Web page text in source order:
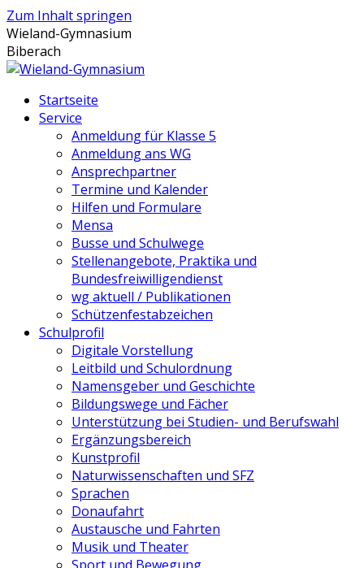
Zum Inhalt springen
Wieland-Gymnasium
Biberach
Startseite
Service
Anmeldung für Klasse 5
Anmeldung ans WG
Ansprechpartner
Termine und Kalender
Hilfen und Formulare
Mensa
Busse und Schulwege
Stellenangebote, Praktika und
Bundesfreiwilligendienst
wg aktuell / Publikationen
Schützenfestabzeichen
Schulprofil
Digitale Vorstellung
Leitbild und Schulordnung
Namensgeber und Geschichte
Bildungswege und Fächer
Unterstützung bei Studien- und Berufswahl
Ergänzungsbereich
Kunstprofil
Naturwissenschaften und SFZ
Sprachen
Donaufahrt
Austausche und Fahrten
Musik und Theater